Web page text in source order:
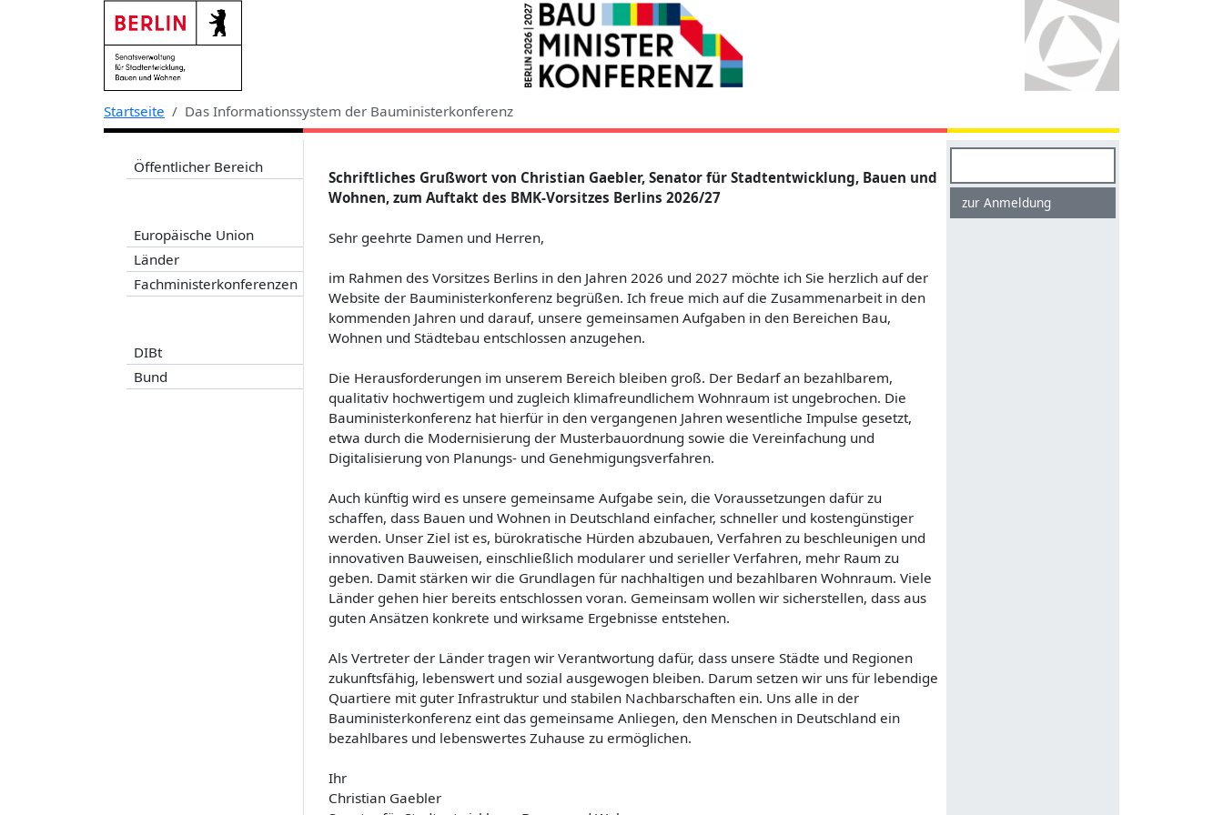
Startseite Das Informationssystem der Bauministerkonferenz
Öffentlicher Bereich
Europäische Union
Länder
Fachministerkonferenzen
DIBt
Bund
Schriftliches Grußwort von Christian Gaebler, Senator für Stadtentwicklung, Bauen und
Wohnen, zum Auftakt des BMK-Vorsitzes Berlins 2026/27
Sehr geehrte Damen und Herren,
im Rahmen des Vorsitzes Berlins in den Jahren 2026 und 2027 möchte ich Sie herzlich auf der
Website der Bauministerkonferenz begrüßen. Ich freue mich auf die Zusammenarbeit in den
kommenden Jahren und darauf, unsere gemeinsamen Aufgaben in den Bereichen Bau,
Wohnen und Städtebau entschlossen anzugehen.
Die Herausforderungen im unserem Bereich bleiben groß. Der Bedarf an bezahlbarem,
qualitativ hochwertigem und zugleich klimafreundlichem Wohnraum ist ungebrochen. Die
Bauministerkonferenz hat hierfür in den vergangenen Jahren wesentliche Impulse gesetzt,
etwa durch die Modernisierung der Musterbauordnung sowie die Vereinfachung und
Digitalisierung von Planungs- und Genehmigungsverfahren.
Auch künftig wird es unsere gemeinsame Aufgabe sein, die Voraussetzungen dafür zu
schaffen, dass Bauen und Wohnen in Deutschland einfacher, schneller und kostengünstiger
werden. Unser Ziel ist es, bürokratische Hürden abzubauen, Verfahren zu beschleunigen und
innovativen Bauweisen, einschließlich modularer und serieller Verfahren, mehr Raum zu
geben. Damit stärken wir die Grundlagen für nachhaltigen und bezahlbaren Wohnraum. Viele
Länder gehen hier bereits entschlossen voran. Gemeinsam wollen wir sicherstellen, dass aus
guten Ansätzen konkrete und wirksame Ergebnisse entstehen.
Als Vertreter der Länder tragen wir Verantwortung dafür, dass unsere Städte und Regionen
zukunftsfähig, lebenswert und sozial ausgewogen bleiben. Darum setzen wir uns für lebendige
Quartiere mit guter Infrastruktur und stabilen Nachbarschaften ein. Uns alle in der
Bauministerkonferenz eint das gemeinsame Anliegen, den Menschen in Deutschland ein
bezahlbares und lebenswertes Zuhause zu ermöglichen.
Ihr
Christian Gaebler
Suchen
zur Anmeldung